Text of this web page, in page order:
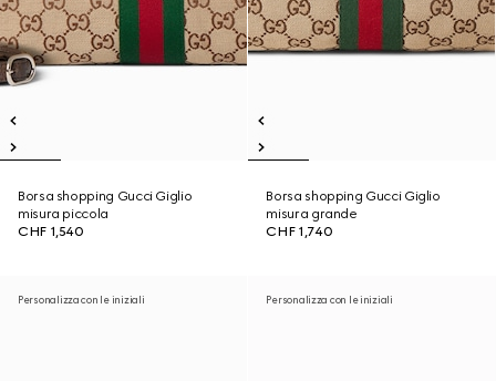
Borsa shopping Gucci Giglio
misura piccola
CHF 1,540
Borsa shopping Gucci Giglio
misura grande
CHF 1,740
Personalizza con le iniziali Personalizza con le iniziali